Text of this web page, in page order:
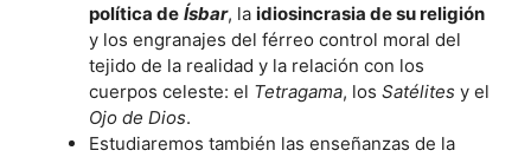
política de Ísbar, la idiosincrasia de su religión
y los engranajes del férreo control moral del
tejido de la realidad y la relación con los
cuerpos celeste: el Tetragama, los Satélites y el
Ojo de Dios.
Estudiaremos también las enseñanzas de la